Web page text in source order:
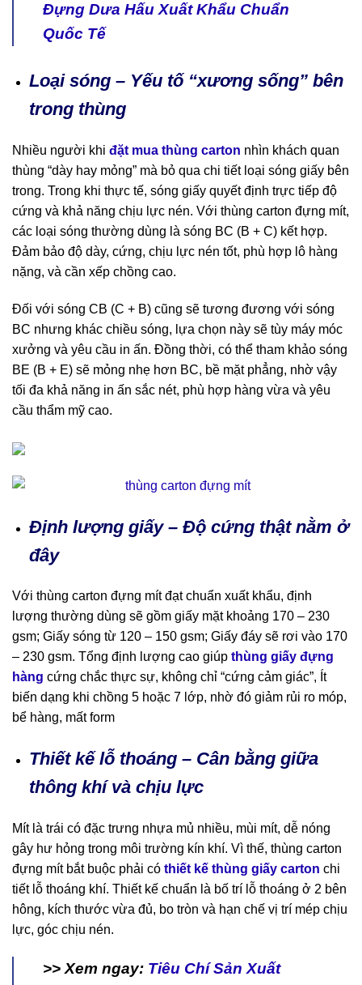
Đựng Dưa Hấu Xuất Khẩu Chuẩn
Quốc Tế
Loại sóng – Yếu tố “xương sống” bên
trong thùng
Nhiều người khi đặt mua thùng carton nhìn khách quan
thùng “dày hay mỏng” mà bỏ qua chi tiết loại sóng giấy bên
trong. Trong khi thực tế, sóng giấy quyết định trực tiếp độ
cứng và khả năng chịu lực nén. Với thùng carton đựng mít,
các loại sóng thường dùng là sóng BC (B + C) kết hợp.
Đảm bảo độ dày, cứng, chịu lực nén tốt, phù hợp lô hàng
nặng, và cần xếp chồng cao.
Đối với sóng CB (C + B) cũng sẽ tương đương với sóng
BC nhưng khác chiều sóng, lựa chọn này sẽ tùy máy móc
xưởng và yêu cầu in ấn. Đồng thời, có thể tham khảo sóng
BE (B + E) sẽ mỏng nhẹ hơn BC, bề mặt phẳng, nhờ vậy
tối đa khả năng in ấn sắc nét, phù hợp hàng vừa và yêu
cầu thẩm mỹ cao.
Định lượng giấy – Độ cứng thật nằm ở
đây
Với thùng carton đựng mít đạt chuẩn xuất khẩu, định
lượng thường dùng sẽ gồm giấy mặt khoảng 170 – 230
gsm; Giấy sóng từ 120 – 150 gsm; Giấy đáy sẽ rơi vào 170
– 230 gsm. Tổng định lượng cao giúp thùng giấy đựng
hàng cứng chắc thực sự, không chỉ “cứng cảm giác”, Ít
biến dạng khi chồng 5 hoặc 7 lớp, nhờ đó giảm rủi ro móp,
bể hàng, mất form
Thiết kế lỗ thoáng – Cân bằng giữa
thông khí và chịu lực
Mít là trái có đặc trưng nhựa mủ nhiều, mùi mít, dễ nóng
gây hư hỏng trong môi trường kín khí. Vì thế, thùng carton
đựng mít bắt buộc phải có thiết kế thùng giấy carton chi
tiết lỗ thoáng khí. Thiết kế chuẩn là bố trí lỗ thoáng ở 2 bên
hông, kích thước vừa đủ, bo tròn và hạn chế vị trí mép chịu
lực, góc chịu nén.
>> Xem ngay: Tiêu Chí Sản Xuất